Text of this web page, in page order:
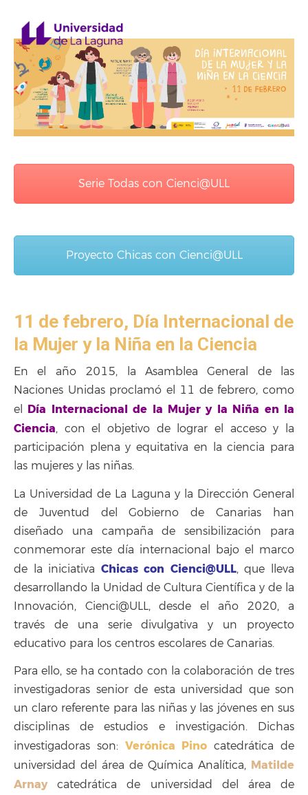
Serie Todas con Cienci@ULL
Proyecto Chicas con Cienci@ULL
11 de febrero, Día Internacional de
la Mujer y la Niña en la Ciencia
En el año 2015, la Asamblea General de las
Naciones Unidas proclamó el 11 de febrero, como
el Día Internacional de la Mujer y la Niña en la
Ciencia, con el objetivo de lograr el acceso y la
participación plena y equitativa en la ciencia para
las mujeres y las niñas.
La Universidad de La Laguna y la Dirección General
de Juventud del Gobierno de Canarias han
diseñado una campaña de sensibilización para
conmemorar este día internacional bajo el marco
de la iniciativa Chicas con Cienci@ULL, que lleva
desarrollando la Unidad de Cultura Científica y de la
Innovación, Cienci@ULL, desde el año 2020, a
través de una serie divulgativa y un proyecto
educativo para los centros escolares de Canarias.
Para ello, se ha contado con la colaboración de tres
investigadoras senior de esta universidad que son
un claro referente para las niñas y las jóvenes en sus
disciplinas de estudios e investigación. Dichas
investigadoras son: Verónica Pino catedrática de
universidad del área de Química Analítica, Matilde
Arnaycatedrática de universidad del área de